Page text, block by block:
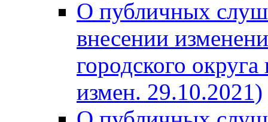
О публичных
внесении
городского
измен. 29.10.2021)